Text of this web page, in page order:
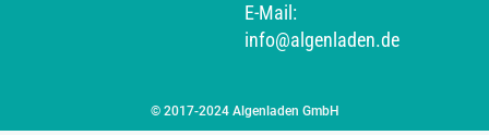
E-Mail:
info@algenladen.de
© 2017-2024 Algenladen GmbH